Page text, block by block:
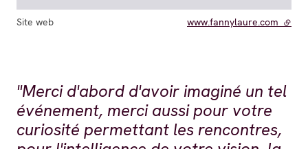
Site web www.fannylaure.com - lien
Carrousel 0
"Merci d'abord d'avoir imaginé un tel
événement, merci aussi pour votre
curiosité permettant les rencontres,